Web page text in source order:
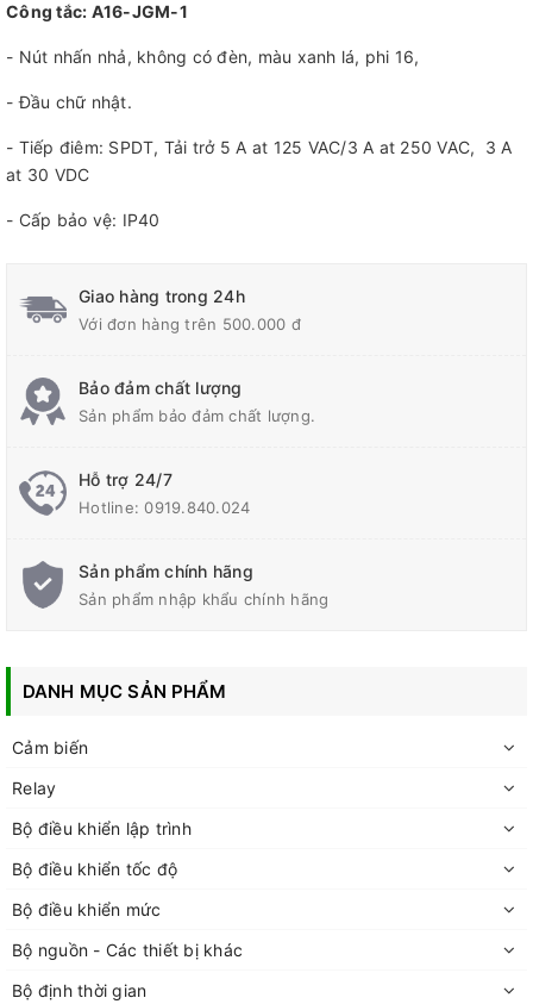
Công tắc: A16-JGM-1
- Nút nhấn nhả, không có đèn, màu xanh lá, phi 16,
- Đầu chữ nhật.
- Tiếp điêm: SPDT, Tải trở 5 A at 125 VAC/3 A at 250 VAC, 3 A
at 30 VDC
- Cấp bảo vệ: IP40
Giao hàng trong 24h
Với đơn hàng trên 500.000 đ
Bảo đảm chất lượng
Sản phẩm bảo đảm chất lượng.
Hỗ trợ 24/7
Hotline:0919.840.024
Sản phẩm chính hãng
Sản phẩm nhập khẩu chính hãng
DANH MỤC SẢN PHẨM
Cảm biến
Relay
Bộ điều khiển lập trình
Bộ điều khiển tốc độ
Bộ điều khiển mức
Bộ nguồn - Các thiết bị khác
Bộ định thời gian